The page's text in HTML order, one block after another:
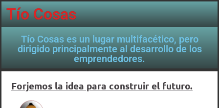
Tío Cosas
Tío Cosas es un lugar multifacético, pero
dirigido principalmente al desarrollo de los
emprendedores.
Forjemos la idea para construir el futuro.